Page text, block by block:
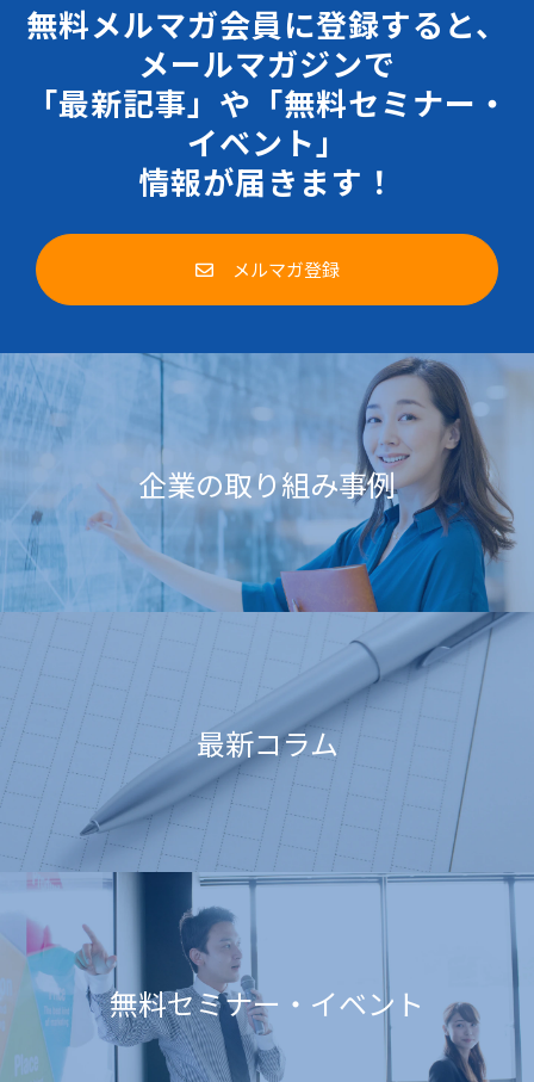
無料メルマガ会員に登録すると、
メールマガジンで
「最新記事」や「無料セミナー・
イベント」
情報が届きます！
メルマガ登録
企業の取り組み事例
最新コラム
無料セミナー・イベント